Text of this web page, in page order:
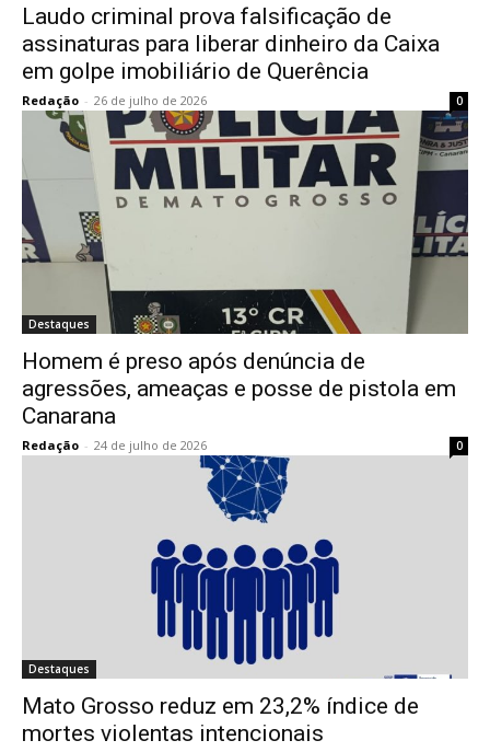
Laudo criminal prova falsificação de
assinaturas para liberar dinheiro da Caixa
em golpe imobiliário de Querência
Redação - 26 de julho de 2026 0
Destaques
Homem é preso após denúncia de
agressões, ameaças e posse de pistola em
Canarana
Redação - 24 de julho de 2026 0
Destaques
Mato Grosso reduz em 23,2% índice de
mortes violentas intencionais